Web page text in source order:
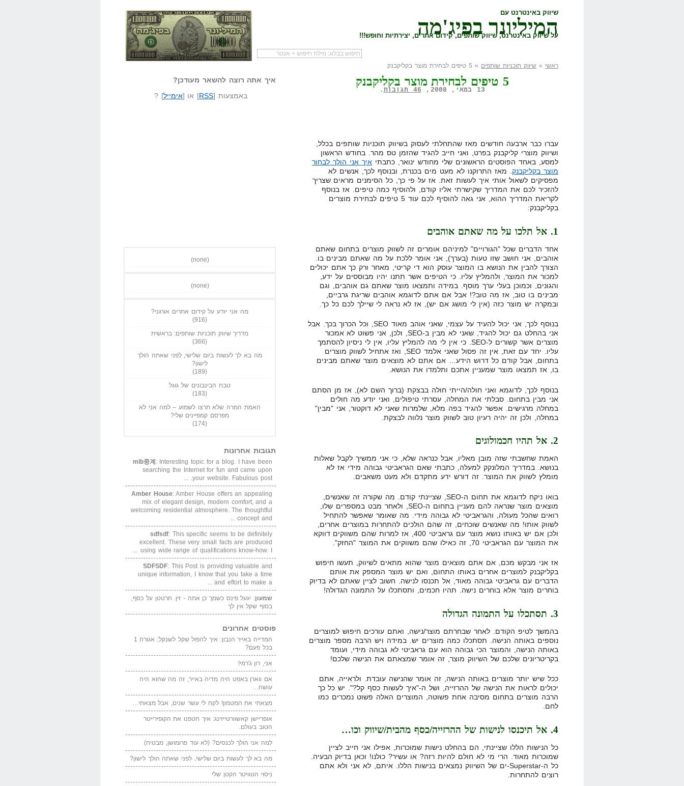
שיווק באינטרנט עם
המיליונר בפיג'מה
על שיווק באינטרנט, שיווק שותפים, קידום אתרים, יצירתיות וחופש!!!
שאל שאלה המיליונר בפיג'מה שיווק שותפים
ראשי » שיווק תוכניות שותפים » 5 טיפים לבחירת מוצר בקליקבנק
5 טיפים לבחירת מוצר בקליקבנק
13 במאי, 2008, 46 תגובות .
עברו כבר ארבעה חודשים מאז שהתחלתי לעסוק בשיווק תוכניות שותפים בכלל,
ושיווק מוצרי קליקבנק בפרט, ואני חייב להגיד שהזמן טס מהר. בחודש הראשון
למסע, באחד הפוסטים הראשונים שלי מחודש ינואר, כתבתי איך אני הולך לבחור
מוצר בקליקבנק. מאז התרוקנו לא מעט מים בכנרת, ובנוסף לכך, אנשים לא
מפסיקים לשאול אותי איך לעשות זאת. אז על פי כך, כל הסימנים מראים שצריך
להזכיר לכם את המדריך שקישרתי אליו קודם, ולהוסיף כמה טיפים. אז בנוסף
לקריאת המדריך ההוא, אני גאה להוסיף לכם עוד 5 טיפים לבחירת מוצרים
בקליקבנק:
1. אל תלכו על מה שאתם אוהבים
אחד הדברים שכל "הגורויים" למיניהם אומרים זה לשווק מוצרים בתחום שאתם
אוהבים, אני חושב שזו טעות (בערך), אני אומר ללכת על מה שאתם מבינים בו.
הצורך להבין את הנושא בו המוצר עוסק הוא די קריטי, מאחר ורק כך אתם יכולים
למכור את המוצר, ולהמליץ עליו. כי הטיפים אשר תתנו יהיו מבוססים על ידע,
והגונים, וכמוכן בעלי ערך מוסף. במידה ותמצאו מוצר שאתם גם אוהבים, וגם
מבינים בו טוב, אז מה טוב?! אבל אם אתם לדוגמא אוהבים שריגת גרביים,
ובמקרה יש מוצר כזה (אין לי מושג אם יש), אז לא נראה לי שיילך לכם כל כך.
בנוסף לכך, אני יכול להעיד על עצמי, שאני אוהב מאוד SEO, וכל הכרוך בכך. אבל
אני בהחלט גם יכול להגיד, שאני לא מבין ב-SEO, ולכן, אני פשוט לא אמכור
מוצרים אשר קשורים ל-SEO. כי אין לי מה להמליץ עליו, אין לי ניסיון להסתמך
עליו. יחד עם זאת, אין זה פסול שאני אלמד SEO, ואז אתחיל לשווק מוצרים
בתחום, אבל קודם כל דרוש הידע… אם אתם לא מוצאים מוצר שאתם מבינים
בו, אז תמצאו מוצר שמעניין אתכם ותלמדו את הנושא.
בנוסף לכך, לדוגמא ואני חולה/הייתי חולה בבצקת (ברוך השם לא), אז מן הסתם
אני מבין בתחום. סבלתי את המחלה, עסרתי טיפולים, ואני יודע מה חולים
במחלה מרגישים. אפשר להגיד בפה מלא, שלמרות שאני לא דוקטור, אני "מבין"
במחלה, ולכן זה יהיה רעיון טוב לשווק מוצר נלווה לבצקת.
2. אל תהיו חכמולוגים
האמת שחשבתי שזה מובן מאליו, אבל כנראה שלא, כי אני ממשיך לקבל שאלות
בנושא. במדריך המלונקק למעלה, כתבתי שאם הגראביטי גבוהה מידי אז לא
מומלץ לשווק את המוצר. זה דורש ידע מתקדם ולא מעט משאבים.
בואו ניקח לדוגמא את תחום ה-SEO, שציינתי קודם. מה שקורה זה שאנשים,
מוצאים מוצר שנראה להם מעניין בתחום ה-SEO, ולאחר מבט במספרים שלו,
רואים שהכל מעולה, והגראביטי לא גבוהה מידי. מה שאומר שאפשר להתחיל
לשווק אותו! מה שאנשים שוכחים, זה שהם הולכים להתחרות במוצרים אחרים,
ולכן אם יש באותו נושא מוצר עם גראביטי 400, אז למרות שהם משווקים דווקא
את המוצר עם הגראביטי 70, זה כאילו שהם משווקים את המוצר "החזק".
אז אני מבקש מכם, אם אתם מוצאים מוצר שהוא מתאים לשיווק, תעשו חיפוש
בקליקבנק למוצרים אחרים באותו התחום, ואם יש מוצר המספק את אותם
הדברים עם גראביטי גבוהה מאוד, אל תכנסו לנישה. חשוב לציין שאתם לא בדיוק
בוחרים מוצר אלא בוחרים נישה. תהיו חכמים, ותסתכלו על התמונה הגדולה!
3. תסתכלו על התמונה הגדולה
בהמשך לטיפ הקודם. לאחר שבחרתם מוצר/נישה, ואתם עורכים חיפוש למוצרים
נוספים באותה הנישה. תסתכלו כמה מוצרים יש. במידה ויש הרבה מספר מוצרים
באותה הנישה, והמוצר הכי גבוהה הוא עם גראביטי לא גבוהה מידי, ועומד
בקריטריונים שלכם של השיווק מוצר, זה אומר שמצאתם את הנישה שלכם!
ככל שיש יותר מוצרים באותה הנישה, זה אומר שהנישה עובדת. ולראייה, אתם
יכולים לראות את הנישה של ההרזייה, ושל ה-"איך לעשות כסף קל?". יש כל כך
הרבה מוצרים בתחום מסיבה אחת פשוטה, המוצרים האלה פשוט נמכרים כמו
לחם.
4. אל תיכנסו לנישות של ההרזייה/כסף מהבית/שיווק וכו…
כל הנישות הללו שציינתי, הם בהחלט נישות שמוכרות, אפילו אני חייב לציין
שמוכרות מאוד. הרי מי לא חולם להיות רזה? או עשיר? כולנו! וכאן בדיוק הבעיה.
כל ה-Superstar-ים של השיווק נמצאים בנישות הללו. איתם, לא אני ולא אתם
רוצים להתחרות.
איך אתה רוצה להשאר מעודכן?
באמצעות [RSS] או [אימייל] ?
(none)
(none)
מה אני יודע על קידום אתרים אורגני?
(916)
מדריך שיווק תוכניות שותפים: בראשית
(366)
מה בא לך לעשות ביום שלישי, לפני שאתה הולך
לישון?
(189)
טבח הבינבונים של גוגל
(183)
האמת המרה שלא תרצו לשמוע – למה אני לא
מפרסם קמפיינים שלי?
(174)
תגובות אחרונות
mlb중계 : Interesting topic for a blog. I have been
searching the Internet for fun and came upon
your website. Fabulous post. ...
Amber House: Amber House offers an appealing
mix of elegant design, modern comfort, and a
welcoming residential atmosphere. The thoughtful
concept and ...
sdfsdf: This specific seems to be definitely
excellent. These very small facts are produced
using wide range of qualifications know-how. I ...
SDFSDF: This Post is providing valuable and
unique information, I know that you take a time
and effort to make a ...
שמעון: יגעל פינס כשמך כן אתה - זין. חרטטן על כסף,
בסוף שקל אין לך
פוסטים אחרונים
המדייה באייר הנבון: איך להפול שקל לשנקל; אגורה 1
בכל פעם?
אני, רון ג'רמי!
אם ווארן באפט היה מדיה באייר, זה מה שהוא היה
עושה…
מצאתי את המטמון! לקח לי עשר שנים, אבל מצאתי…
אופריישן קאשוורטייזינג: איך חטפנו את הקופירייטר
הטוב בעולם.
למה אני הולך לכנסים? (לא עוד פרומושן, מבטיח)
מה בא לך לעשות ביום שלישי, לפני שאתה הולך לישון?
ניסוי הטוויטר הקטן שלי